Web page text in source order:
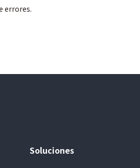
errores.
Soluciones